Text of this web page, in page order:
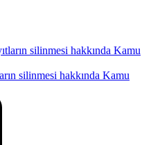
silinmesi hakkında Kamu